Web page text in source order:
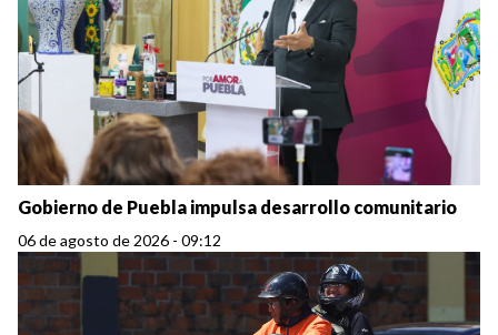
Gobierno de Puebla impulsa desarrollo comunitario
06 de agosto de 2026 - 09:12